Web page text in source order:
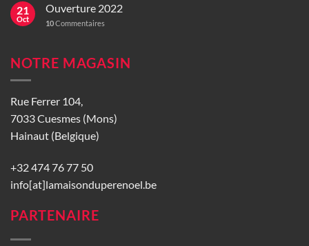
21
Oct
Ouverture 2022
10Commentaires
NOTRE MAGASIN
Rue Ferrer 104,
7033 Cuesmes (Mons)
Hainaut (Belgique)
+32 474 76 77 50
info[at]lamaisonduperenoel.be
PARTENAIRE